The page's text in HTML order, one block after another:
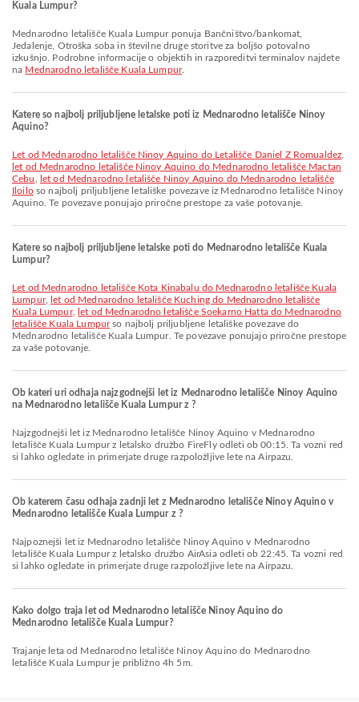
Kuala Lumpur?
Mednarodno letališče Kuala Lumpur ponuja Bančništvo/bankomat,
Jedalenje, Otroška soba in številne druge storitve za boljšo potovalno
izkušnjo. Podrobne informacije o objektih in razporeditvi terminalov najdete
na Mednarodno letališče Kuala Lumpur.
Katere so najbolj priljubljene letalske poti iz Mednarodno letališče Ninoy
Aquino?
let od Mednarodno letališče Ninoy Aquino do Letališče Daniel Z Romualdez
let od Mednarodno letališče Ninoy Aquino do Mednarodno letališče Mactan
Cebu
let od Mednarodno letališče Ninoy Aquino do Mednarodno letališče
Iloiloso najbolj priljubljene letališke povezave iz Mednarodno letališče Ninoy
Aquino. Te povezave ponujajo priročne prestope za vaše potovanje.
Katere so najbolj priljubljene letalske poti do Mednarodno letališče Kuala
Lumpur?
let od Mednarodno letališče Kota Kinabalu do Mednarodno letališče Kuala
Lumpur,
let od Mednarodno letališče Kuching do Mednarodno letališče
Kuala Lumpur,
let od Mednarodno letališče Soekarno Hatta do Mednarodno
letališče Kuala Lumpurso najbolj priljubljene letališke povezave do
Mednarodno letališče Kuala Lumpur. Te povezave ponujajo priročne prestope
za vaše potovanje.
Ob kateri uri odhaja najzgodnejši let iz Mednarodno letališče Ninoy Aquino
na Mednarodno letališče Kuala Lumpur z ?
Najzgodnejši let iz Mednarodno letališče Ninoy Aquino v Mednarodno
letališče Kuala Lumpur z letalsko družbo FireFly odleti ob 00:15. Ta vozni red
si lahko ogledate in primerjate druge razpoložljive lete na Airpazu.
Ob katerem času odhaja zadnji let z Mednarodno letališče Ninoy Aquino v
Mednarodno letališče Kuala Lumpur z ?
Najpoznejši let iz Mednarodno letališče Ninoy Aquino v Mednarodno
letališče Kuala Lumpur z letalsko družbo AirAsia odleti ob 22:45. Ta vozni red
si lahko ogledate in primerjate druge razpoložljive lete na Airpazu.
Kako dolgo traja let od Mednarodno letališče Ninoy Aquino do
Mednarodno letališče Kuala Lumpur?
Trajanje leta od Mednarodno letališče Ninoy Aquino do Mednarodno
letališče Kuala Lumpur je približno 4h 5m.